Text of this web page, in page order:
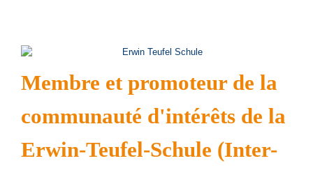
Membre et promoteur de la
communauté d'intérêts de la
Erwin-Teufel-Schule (Inter-